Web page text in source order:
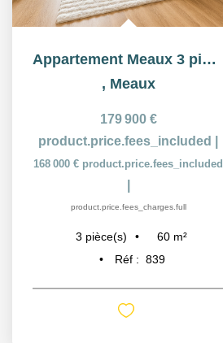
Appartement Meaux 3 pièce(s) 60 m2
, Meaux
179 900 €
product.price.fees_included
168 000 € product.price.fees_included
product.price.fees_charges.full
3 pièce(s) 60 m²
Réf : 839